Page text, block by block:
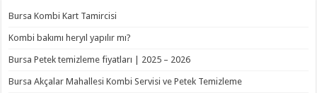
Bursa Kombi Kart Tamircisi
Kombi bakımı heryıl yapılır mı?
Bursa Petek temizleme fiyatları | 2025 – 2026
Bursa Akçalar Mahallesi Kombi Servisi ve Petek Temizleme